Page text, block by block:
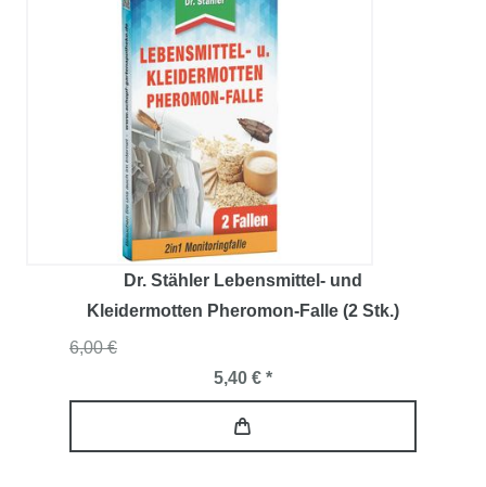
Dr. Stähler Lebensmittel- und
Kleidermotten Pheromon-Falle (2 Stk.)
6,00 €
5,40 € *